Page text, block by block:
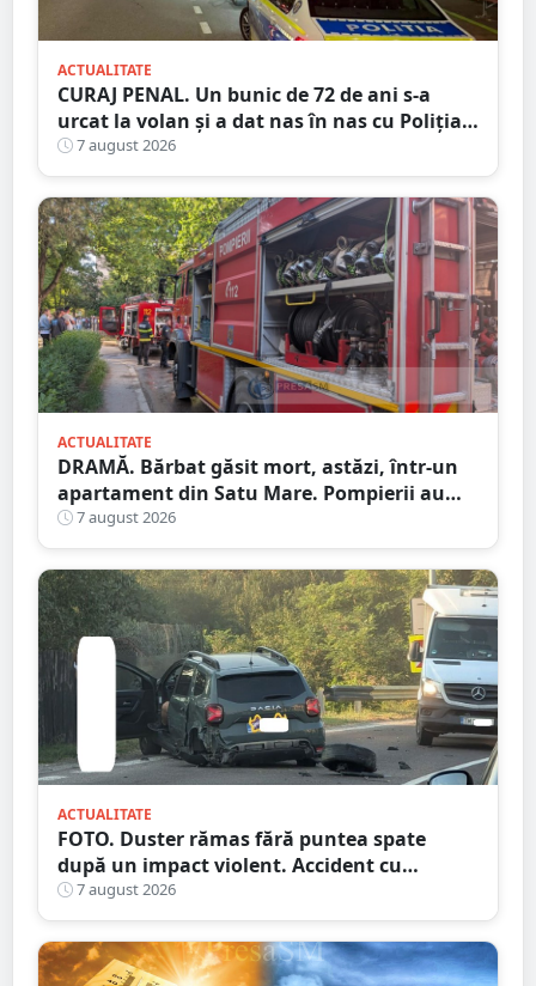
ACTUALITATE
CURAJ PENAL. Un bunic de 72 de ani s-a
urcat la volan și a dat nas în nas cu Poliția
Satu Mare
7 august 2026
ACTUALITATE
DRAMĂ. Bărbat găsit mort, astăzi, într-un
apartament din Satu Mare. Pompierii au
spart ușa
7 august 2026
ACTUALITATE
FOTO. Duster rămas fără puntea spate
după un impact violent. Accident cu
implicarea unei mașini din Satu Mare
7 august 2026